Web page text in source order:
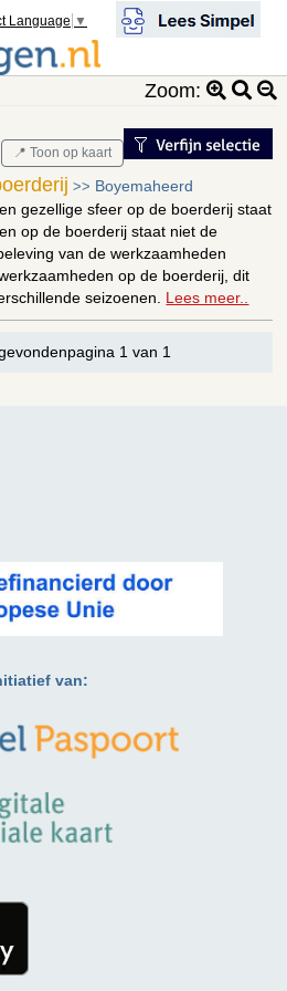
Language ▼
Zoom:
📍 Toon op kaart
>> Boyemaheerd
gezellige sfeer op de boerderij staat
op de boerderij staat niet de
van de werkzaamheden
op de boerderij, dit
seizoenen. Lees meer..
1 van 1
van: